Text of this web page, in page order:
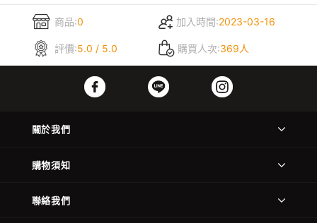
商品:0 加入時間:2023-03-16
評價:5.0 / 5.0 購買人次:369人
關於我們
購物須知
聯絡我們